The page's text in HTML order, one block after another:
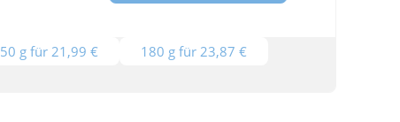
g für 21,99 €
180 g für 23,87 €